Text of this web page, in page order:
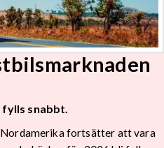
snabbt.
fortsätter att vara